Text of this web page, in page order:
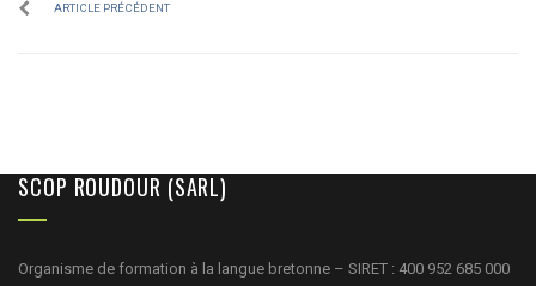
ARTICLE PRÉCÉDENT
SCOP ROUDOUR (SARL)
Organisme de formation à la langue bretonne – SIRET : 400 952 685 000